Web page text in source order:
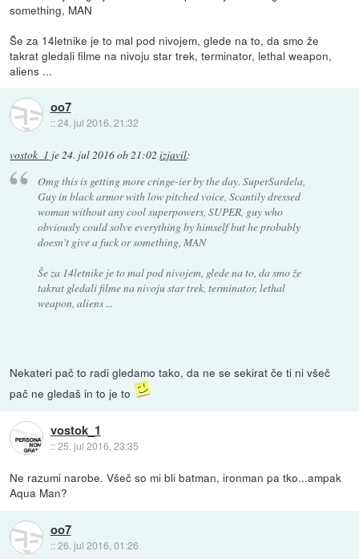
something, MAN
Še za 14letnike je to mal pod nivojem, glede na to, da smo že
takrat gledali filme na nivoju star trek, terminator, lethal weapon,
aliens ...
oo7
::24. jul 2016, 21:32
vostok_1 je24. jul 2016 ob 21:02 izjavil:
Omg this is getting more cringe-ier by the day. SuperSardela,
Guy in black armor with low pitched voice, Scantily dressed
woman without any cool superpowers, SUPER, guy who
obviously could solve everything by himself but he probably
doesn't give a fuck or something, MAN
Še za 14letnike je to mal pod nivojem, glede na to, da smo že
takrat gledali filme na nivoju star trek, terminator, lethal
weapon, aliens ...
Nekateri pač to radi gledamo tako, da ne se sekirat če ti ni všeč
pač ne gledaš in to je to
vostok_1
::25. jul 2016, 23:35
Ne razumi narobe. Všeč so mi bli batman, ironman pa tko...ampak
Aqua Man?
oo7
::26. jul 2016, 01:26